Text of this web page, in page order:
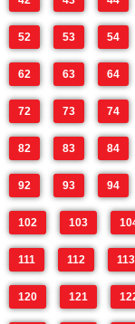
52 53 54
62 63 64
72 73 74
82 83 84
92 93 94
102 103
111 112 113
120 121